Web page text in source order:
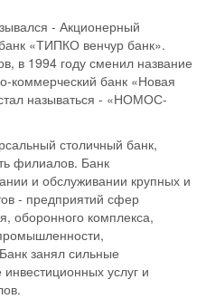
- Акционерный
«ТИПКО венчур банк».
в 1994 году сменил название
коммерческий банк «Новая
называться - «НОМОС-
столичный банк,
филиалов. Банк
и обслуживании крупных и
- предприятий сфер
оборонного комплекса,
занял сильные
услуг и